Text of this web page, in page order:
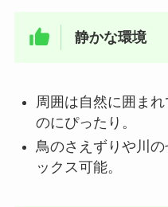
静かな環境
周囲は自然に囲ま
のにぴったり。
鳥のさえずりや川
ックス可能。